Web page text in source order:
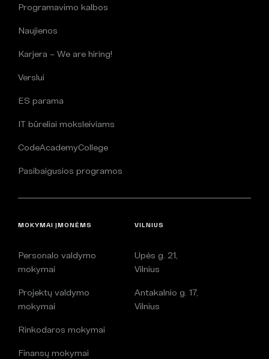
Programavimo kalbos
Naujienos
Karjera – We are hiring!
Verslui
ES parama
IT būreliai moksleiviams
CodeAcademyCollege
Pasibaigusios programos
MOKYMAI ĮMONĖMS
Personalo valdymo
mokymai
Projektų valdymo
mokymai
Rinkodaros mokymai
Finansų mokymai
VILNIUS
Upės g. 21,
Vilnius
Antakalnio g. 17,
Vilnius